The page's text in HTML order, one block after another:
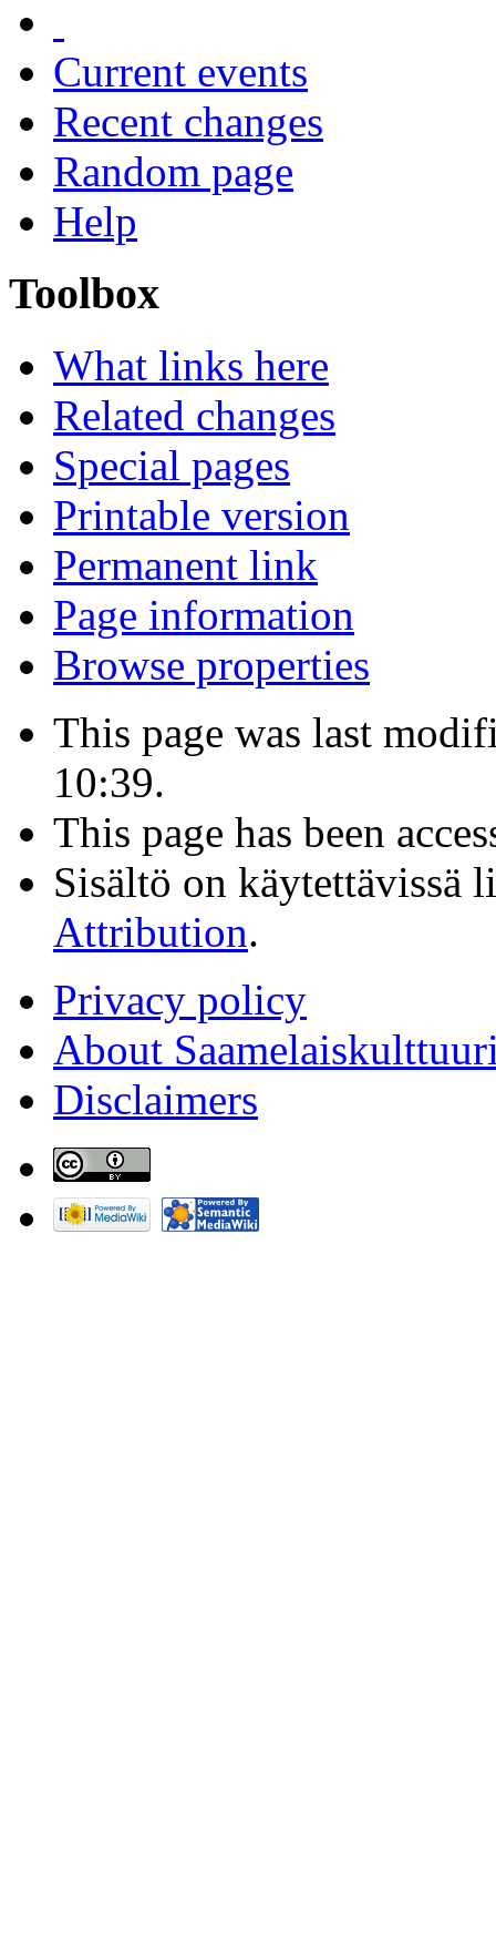
Current events
Recent changes
Random page
Help
Toolbox
What links here
Related changes
Special pages
Printable version
Permanent link
Page information
Browse properties
This page was last
10:39.
This page has been
Sisältö on käytettävissä
Attribution.
Privacy policy
About
Disclaimers